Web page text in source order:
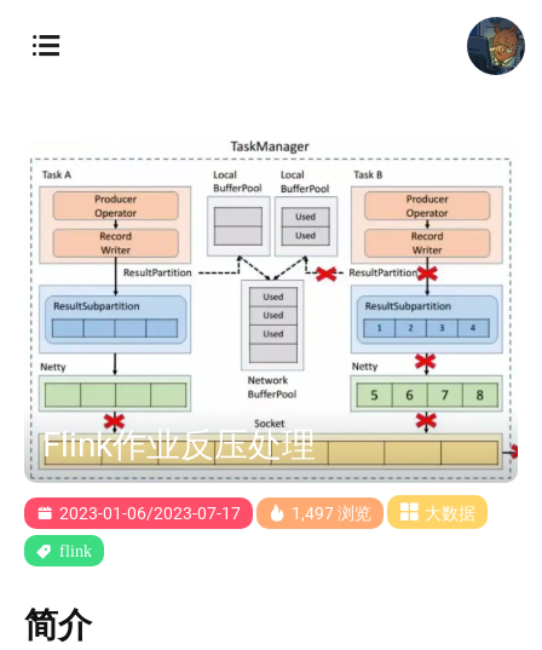
Flink作业反压处理
2023-01-06/2023-07-17 1,497 浏览 大数据
flink
简介